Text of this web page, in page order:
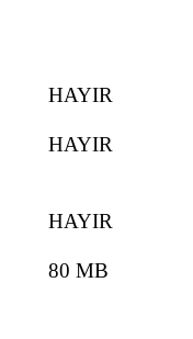
HAYIR
HAYIR
HAYIR
80 MB